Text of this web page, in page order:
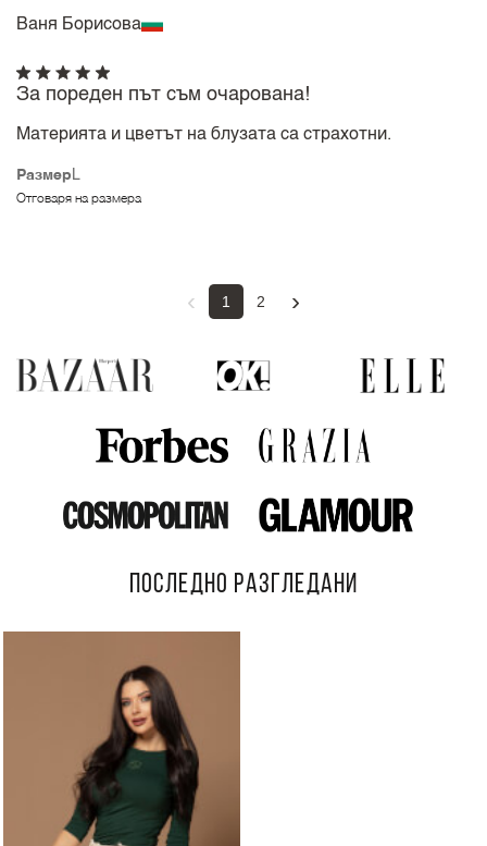
Ваня Борисова
Размер L
Отговаря на размера
За пореден път съм очарована!
Материята и цветът на блузата са страхотни.
‹ 1 2 ›
ПОСЛЕДНО РАЗГЛЕДАНИ